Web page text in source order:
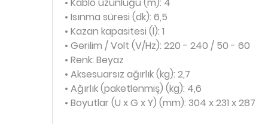
• Isınma süresi (dk): 6,5
• Kazan kapasitesi (l): 1
• Gerilim / Volt (V/Hz): 220 - 240 / 50 - 60
• Renk: Beyaz
• Aksesuarsız ağırlık (kg): 2,7
• Ağırlık (paketlenmiş) (kg): 4,6
• Boyutlar (U x G x Y) (mm): 304 x 231 x 287